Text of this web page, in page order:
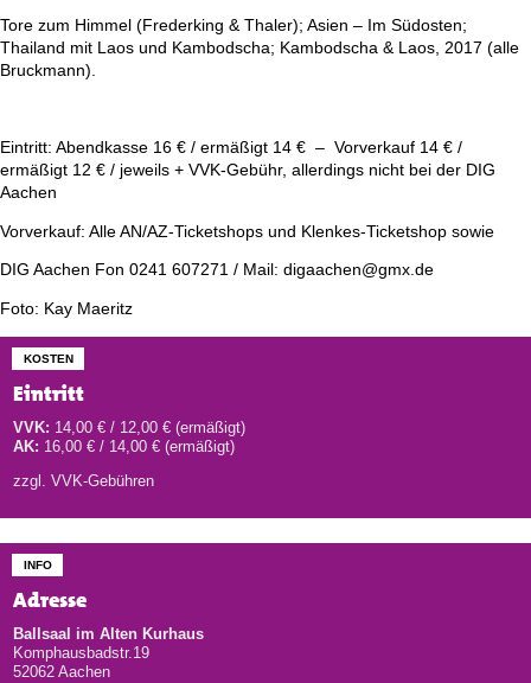
Tore zum Himmel (Frederking & Thaler); Asien – Im Südosten;
Thailand mit Laos und Kambodscha; Kambodscha & Laos, 2017 (alle
Bruckmann).
Eintritt: Abendkasse 16 € / ermäßigt 14 € – Vorverkauf 14 € /
ermäßigt 12 € / jeweils + VVK-Gebühr, allerdings nicht bei der DIG
Aachen
Vorverkauf: Alle AN/AZ-Ticketshops und Klenkes-Ticketshop sowie
DIG Aachen Fon 0241 607271 / Mail: digaachen@gmx.de
Foto: Kay Maeritz
KOSTEN
Eintritt
VVK: 14,00 € / 12,00 € (ermäßigt)
AK: 16,00 € / 14,00 € (ermäßigt)
zzgl. VVK-Gebühren
INFO
Adresse
Ballsaal im Alten Kurhaus
Komphausbadstr.19
52062 Aachen